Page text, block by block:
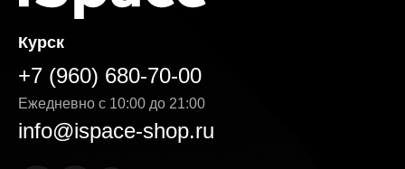
Курск
+7 (960) 680-70-00
Ежедневно с 10:00 до 21:00
info@ispace-shop.ru